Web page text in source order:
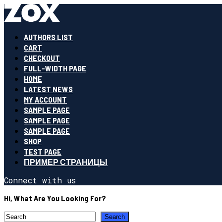
AUTHORS LIST
CART
CHECKOUT
FULL-WIDTH PAGE
HOME
LATEST NEWS
MY ACCOUNT
SAMPLE PAGE
SAMPLE PAGE
SAMPLE PAGE
SHOP
TEST PAGE
ПРИМЕР СТРАНИЦЫ
Connect with us
Hi, What Are You Looking For?